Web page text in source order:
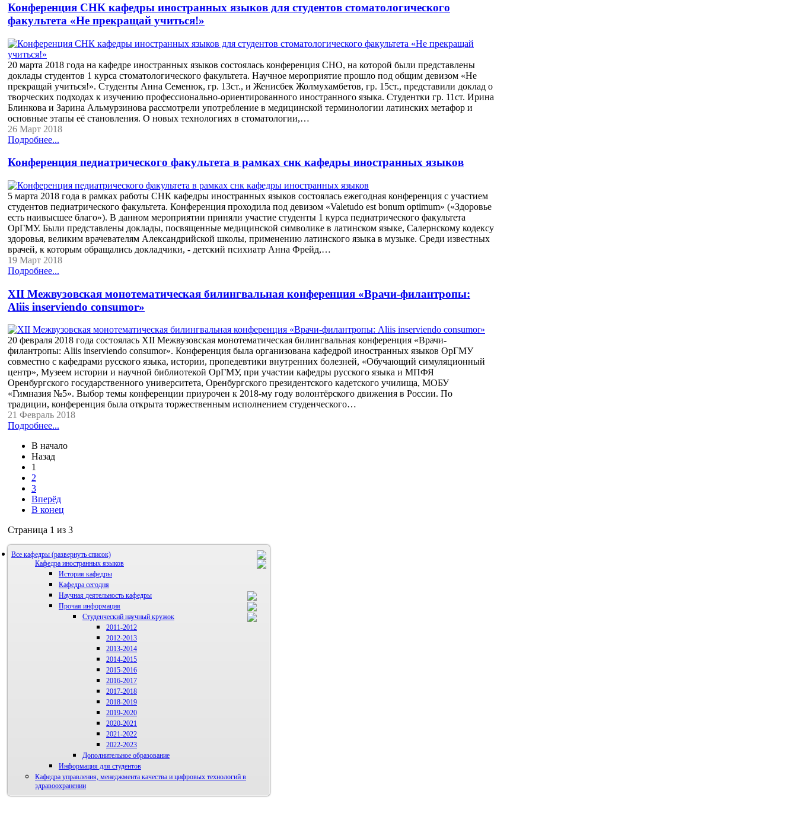
Конференция СНК кафедры иностранных языков для студентов стоматологического
факультета «Не прекращай учиться!»
20 марта 2018 года на кафедре иностранных языков состоялась конференция СНО, на которой были представлены
доклады студентов 1 курса стоматологического факультета. Научное мероприятие прошло под общим девизом «Не
прекращай учиться!». Студенты Анна Семенюк, гр. 13ст., и Женисбек Жолмухамбетов, гр. 15ст., представили доклад о
творческих подходах к изучению профессионально-ориентированного иностранного языка. Студентки гр. 11ст. Ирина
Блинкова и Зарина Альмурзинова рассмотрели употребление в медицинской терминологии латинских метафор и
основные этапы её становления. О новых технологиях в стоматологии,…
26 Март 2018
Подробнее...
Конференция педиатрического факультета в рамках снк кафедры иностранных языков
5 марта 2018 года в рамках работы СНК кафедры иностранных языков состоялась ежегодная конференция с участием
студентов педиатрического факультета. Конференция проходила под девизом «Valetudo est bonum optimum» («Здоровье
есть наивысшее благо»). В данном мероприятии приняли участие студенты 1 курса педиатрического факультета
ОрГМУ. Были представлены доклады, посвященные медицинской символике в латинском языке, Салернскому кодексу
здоровья, великим врачевателям Александрийской школы, применению латинского языка в музыке. Среди известных
врачей, к которым обращались докладчики, - детский психиатр Анна Фрейд,…
19 Март 2018
Подробнее...
XII Межвузовская монотематическая билингвальная конференция «Врачи-филантропы:
Aliis inserviendo consumor»
20 февраля 2018 года состоялась XII Межвузовская монотематическая билингвальная конференция «Врачи-
филантропы: Aliis inserviendo consumor». Конференция была организована кафедрой иностранных языков ОрГМУ
совместно с кафедрами русского языка, истории, пропедевтики внутренних болезней, «Обучающий симуляционный
центр», Музеем истории и научной библиотекой ОрГМУ, при участии кафедры русского языка и МПФЯ
Оренбургского государственного университета, Оренбургского президентского кадетского училища, МОБУ
«Гимназия №5». Выбор темы конференции приурочен к 2018-му году волонтёрского движения в России. По
традиции, конференция была открыта торжественным исполнением студенческого…
21 Февраль 2018
Подробнее...
В начало
Назад
1
2
3
Вперёд
В конец
Страница 1 из 3
Все кафедры
Кафедра иностранных языков
История кафедры
Кафедра сегодня
Научная деятельность кафедры
Аспиранты
Прочая информация
Студенческий научный кружок
2011-2012
2012-2013
2013-2014
2014-2015
2015-2016
2016-2017
2017-2018
2018-2019
2019-2020
2020-2021
2021-2022
2022-2023
Дополнительное образование
Информация для студентов
Кафедра управления, менеджмента качества и цифровых технологий в
здравоохранении